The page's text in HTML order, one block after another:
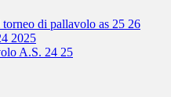
di pallavolo as 25 26
2025
A.S. 24 25